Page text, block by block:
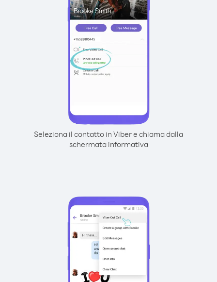
Seleziona il contatto in Viber e chiama dalla
schermata informativa